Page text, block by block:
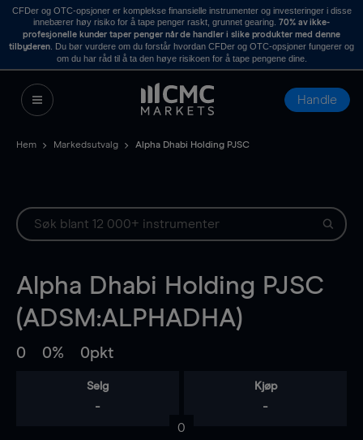
CFDer og OTC-opsjoner er komplekse finansielle instrumenter og investeringer i disse
innebærer høy risiko for å tape penger raskt, grunnet gearing. 70% av ikke-
profesjonelle kunder taper penger når de handler i slike produkter med denne
tilbyderen . Du bør vurdere om du forstår hvordan CFDer og OTC-opsjoner fungerer og
om du har råd til å ta den høye risikoen for å tape pengene dine.
Handle
Hem Markedsutvalg Alpha Dhabi Holding PJSC
Alpha Dhabi Holding PJSC
(ADSM:ALPHADHA)
0 0% 0pkt
Selg
-
Kjøp
-
0